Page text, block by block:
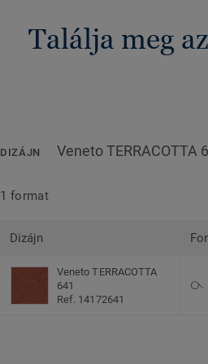
Találja meg
DIZÁJN Veneto TERRACOTTA
1 format
Dizájn
Veneto TERRACOTTA
641
Ref. 14172641